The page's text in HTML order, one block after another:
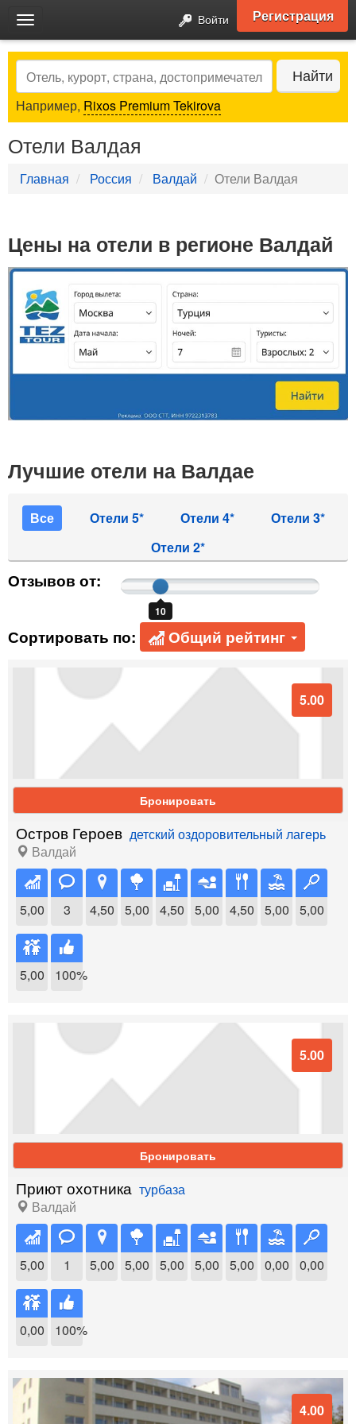
Toggle
navigation
Войти Регистрация
Search Найти
Например, Rixos Premium Tekirova
Отели Валдая
Главная Россия Валдай Отели Валдая
Цены на отели в регионе Валдай
Лучшие отели на Валдае
Все Отели 5* Отели 4*
Отели 3*
Отели 2*
Отзывов от:
10
Сортировать по: Общий рейтинг
5.00
Бронировать
Остров Героев детский оздоровительный лагерь
Валдай
5,00 3 4,50 5,00 4,50 5,00 4,50 5,00 5,00
5,00 100%
5.00
Бронировать
Приют охотника турбаза
Валдай
5,00 1 5,00 5,00 5,00 5,00 5,00 0,00 0,00
0,00 100%
4.00